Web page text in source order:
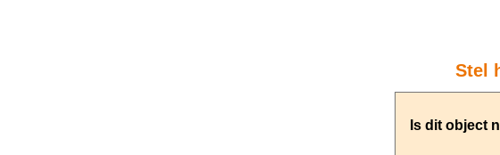
Stel